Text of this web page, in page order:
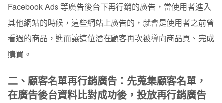
Facebook Ads 等廣告後台下再行銷的廣告，當使用者進入
其他網站的時候，這些網站上廣告的，就會是使用者之前曾
看過的商品，進而讓這位潛在顧客再次被導向商品頁、完成
購買。
二、顧客名單再行銷廣告：先蒐集顧客名單，
在廣告後台資料比對成功後，投放再行銷廣告